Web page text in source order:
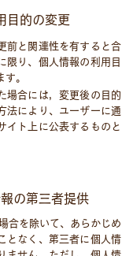
目的の変更
前と関連性を有すると合
限り、個人情報の利用目
。
場合には，変更後の目的
法により、ユーザーに通
イト上に公表するものと
の第三者提供
合を除いて、あらかじめ
となく、第三者に個人情